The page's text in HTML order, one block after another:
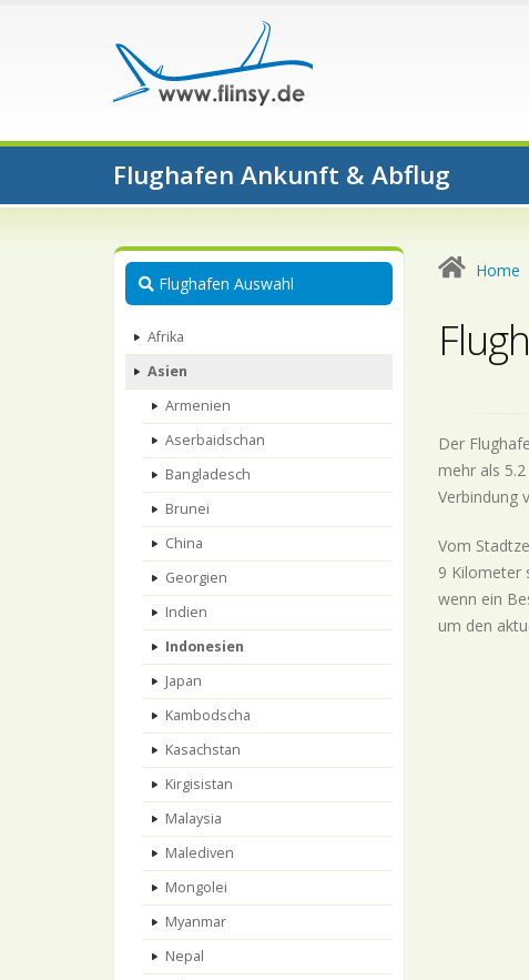
Flughafen Ankunft & Abflug
Flughafen Auswahl
Afrika
Asien
Armenien
Aserbaidschan
Bangladesch
Brunei
China
Georgien
Indien
Indonesien
Japan
Kambodscha
Kasachstan
Kirgisistan
Malaysia
Malediven
Mongolei
Myanmar
Nepal
Home
Der
mehr als
Verbindung
Vom
9 Kilometer
wenn ein
um den